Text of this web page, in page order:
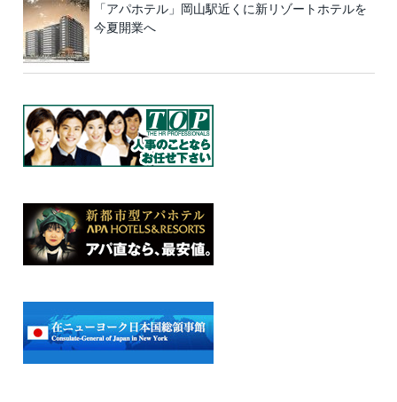
「アパホテル」岡山駅近くに新リゾートホテルを
今夏開業へ